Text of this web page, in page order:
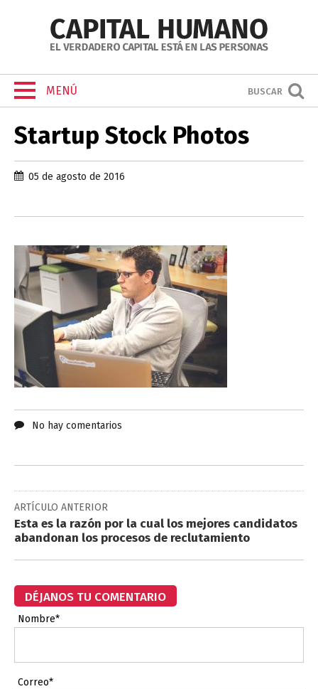
MENÚ BUSCAR
Startup Stock Photos
05 de agosto de 2016
No hay comentarios
ARTÍCULO ANTERIOR
Esta es la razón por la cual los mejores candidatos
abandonan los procesos de reclutamiento
DÉJANOS TU COMENTARIO
Nombre*
Correo*